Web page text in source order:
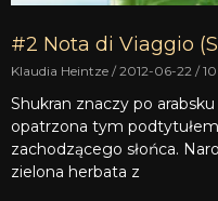
#2 Nota di Viaggio
Klaudia Heintze 2012-06-22
Shukran znaczy po
opatrzona tym
zachodzącego słońca.
zielona herbata z